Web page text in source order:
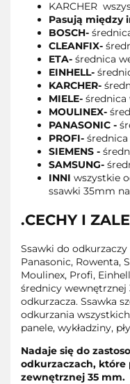
KARCHER
Pasują między
BOSCH-
CLEANFIX-
ETA- średnica
EINHELL-
KARCHER-
MIELE- średnica
MOULINEX-
PANASONIC -
PROFI-
SIEMENS -
SAMSUNG-
INNI wszystkie
ssawki 35mm
.CECHY I
Ssawki do
Panasonic, Rowenta,
Moulinex, Profi,
średnicy
odkurzacza. Ssawka
odkurzania
panele, wykładziny,
Nadaje się do
odkurzaczach, które
zewnętrznej 35 mm.